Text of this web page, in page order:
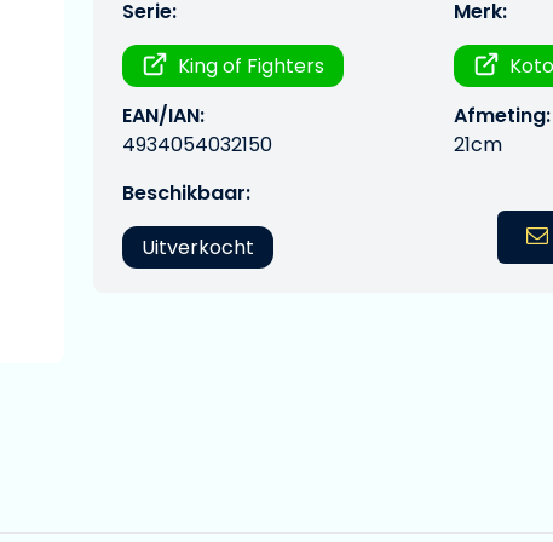
Serie:
King of Fighters
Merk:
EAN/IAN:
4934054032150
Afmeting:
21cm
Beschikbaar:
Uitverkocht